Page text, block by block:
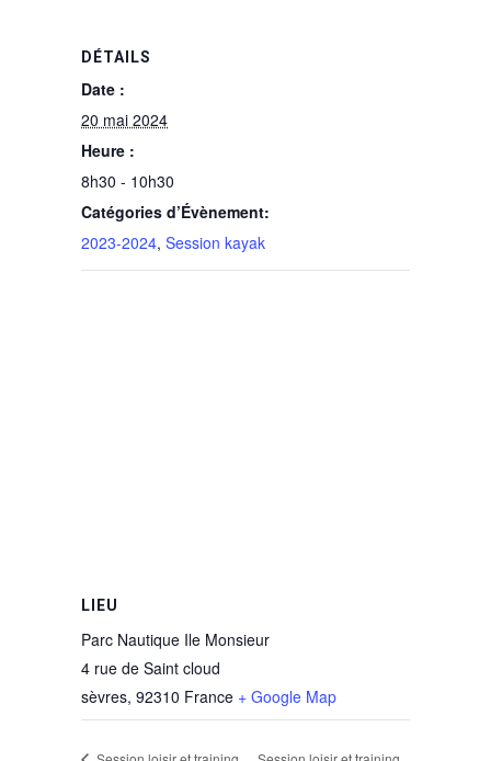
DÉTAILS
Date :
20 mai 2024
Heure :
8h30 - 10h30
Catégories d’Évènement:
2023-2024, Session kayak
LIEU
Parc Nautique Ile Monsieur
4 rue de Saint cloud
sèvres, 92310 France + Google Map